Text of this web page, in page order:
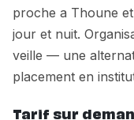
proche a Thoune
jour et nuit.
veille — une
placement en
Tarif sur